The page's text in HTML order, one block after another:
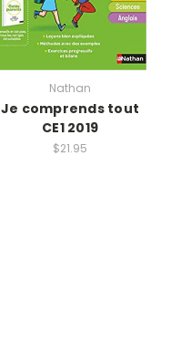
Nathan
Je comprends tout
CE1 2019
$21.95